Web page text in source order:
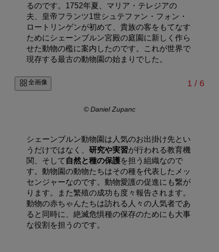
るのです。1752年夏、マリア・テレジアの
夫、皇帝フランツ1世シュテファン・フォン・
ロートリンゲンが初めて、貴族の客をもてなす
ためにシェーンブルン宮殿の庭園に新しく作ら
せた動物の檻に案内したのです。これが世界で
現存する最古の動物園の始まりでした。
全画像 1 // 6
© Daniel Zupanc
シェーンブルン動物園は人気のお出掛け先とい
うだけではなく、 研究や実習が行われる教育機
関、そして 自然と種の保護を担う組織なので
す。動物園の動物たちはその種を代表したメッ
センジャーなのです。動物愛護の促進にも繋が
ります。また繁殖の成功も度々報告されます。
動物の赤ちゃんたちは訪れる人々の人気者であ
ると同時に、絶滅危惧種の保存のためにも大事
な役割を担うのです。